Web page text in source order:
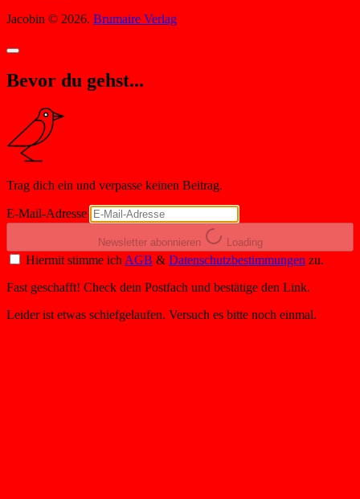
Jacobin © 2026. Brumaire Verlag
Bevor du gehst...
Trag dich ein und verpasse keinen Beitrag.
E-Mail-Adresse
Newsletter abonnieren Loading
Hiermit stimme ich AGB & Datenschutzbestimmungen zu.
Fast geschafft! Check dein Postfach und bestätige den Link.
Leider ist etwas schiefgelaufen. Versuch es bitte noch einmal.